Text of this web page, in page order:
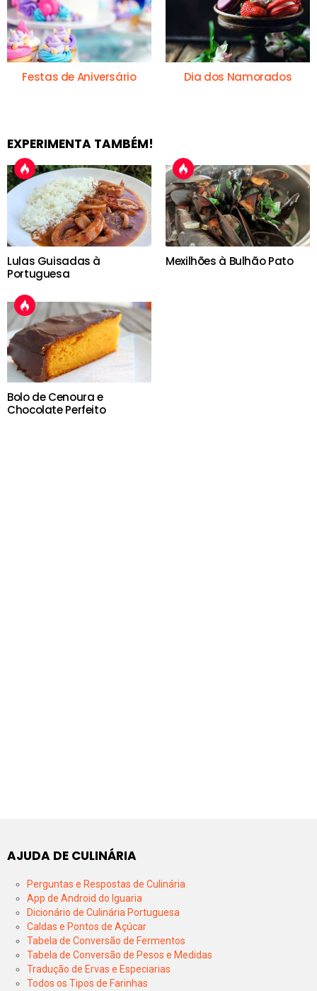
Festas de Aniversário Dia dos Namorados
EXPERIMENTA TAMBÉM!
Lulas Guisadas à
Portuguesa
Mexilhões à Bulhão Pato
Bolo de Cenoura e
Chocolate Perfeito
AJUDA DE CULINÁRIA
Perguntas e Respostas de Culinária
App de Android do Iguaria
Dicionário de Culinária Portuguesa
Caldas e Pontos de Açúcar
Tabela de Conversão de Fermentos
Tabela de Conversão de Pesos e Medidas
Tradução de Ervas e Especiarias
Todos os Tipos de Farinhas